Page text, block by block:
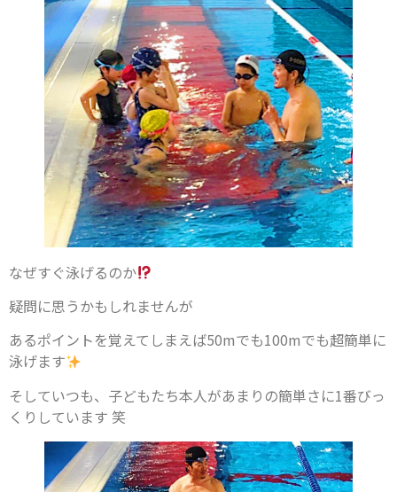
なぜすぐ泳げるのか
疑問に思うかもしれませんが
あるポイントを覚えてしまえば50mでも100mでも超簡単に
泳げます
そしていつも、子どもたち本人があまりの簡単さに1番びっ
くりしています 笑